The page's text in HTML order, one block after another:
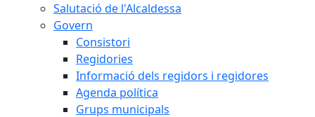
Salutació de l'Alcaldessa
Govern
Consistori
Regidories
Informació dels regidors i regidores
Agenda política
Grups municipals